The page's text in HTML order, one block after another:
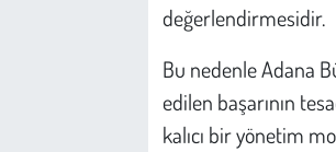
değerlendirmesidir.
Bu nedenle Adana
edilen başarının
kalıcı bir yönetim